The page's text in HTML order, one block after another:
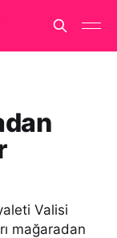
Valisi
mağaradan